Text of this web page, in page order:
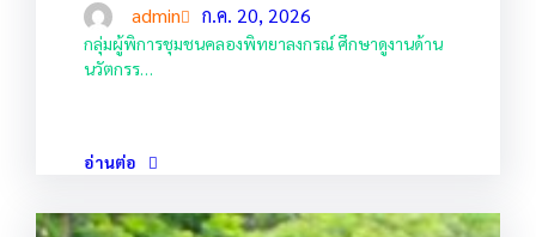
admin ก.ค. 20, 2026
กลุ่มผู้พิการชุมชนคลองพิทยาลงกรณ์ ศึกษาดูงานด้าน
นวัตกรร…
อ่านต่อ